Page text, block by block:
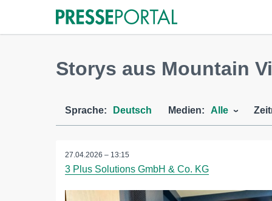
Storys aus Mountain
Sprache: Deutsch Medien: Alle
27.04.2026 – 13:15
3 Plus Solutions GmbH & Co. KG